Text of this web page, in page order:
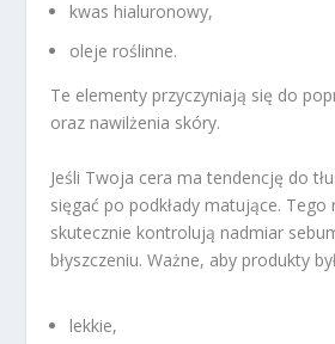
kwas hialuronowy,
oleje roślinne.
Te elementy przyczyniają się do
oraz nawilżenia skóry.
Jeśli Twoja cera ma tendencję do
sięgać po podkłady matujące. Tego
skutecznie kontrolują nadmiar
błyszczeniu. Ważne, aby produkty
lekkie,